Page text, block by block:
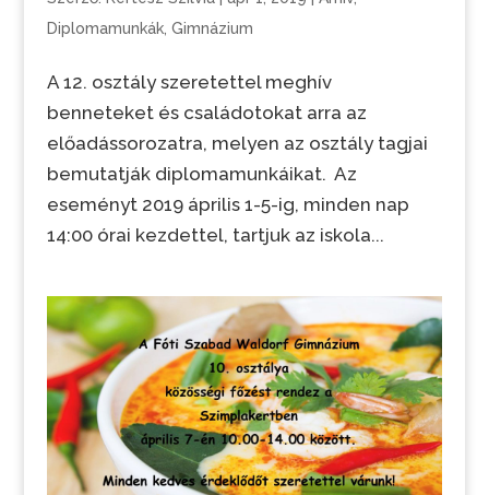
Diplomamunkák, Gimnázium
A 12. osztály szeretettel meghív
benneteket és családotokat arra az
előadássorozatra, melyen az osztály tagjai
bemutatják diplomamunkáikat. Az
eseményt 2019 április 1-5-ig, minden nap
14:00 órai kezdettel, tartjuk az iskola...